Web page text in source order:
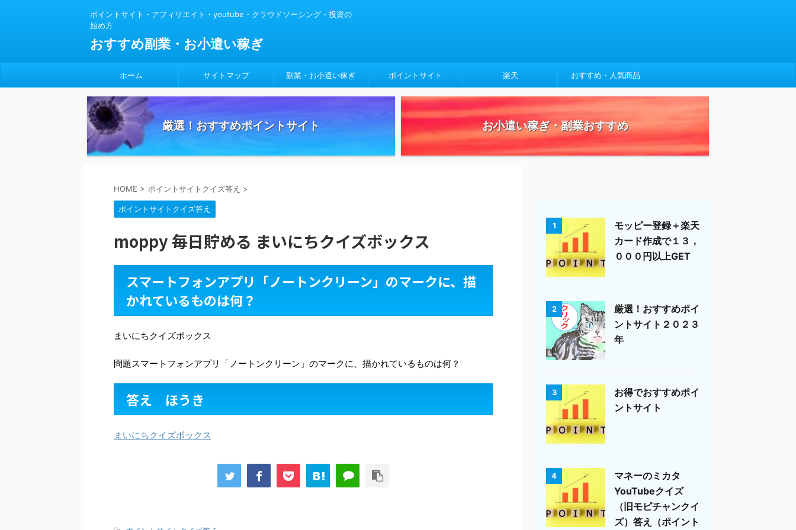
ポイントサイト・アフィリエイト・youtube・クラウドソーシング・投資の
始め方
おすすめ副業・お小遣い稼ぎ
ホーム サイトマップ 副業・お小遣い稼ぎ ポイントサイト 楽天 おすすめ・人気商品
厳選！おすすめポイントサイト お小遣い稼ぎ・副業おすすめ
HOME > ポイントサイトクイズ答え >
ポイントサイトクイズ答え
moppy 毎日貯める まいにちクイズボックス
スマートフォンアプリ「ノートンクリーン」のマークに、描
かれているものは何？
まいにちクイズボックス
問題スマートフォンアプリ「ノートンクリーン」のマークに、描かれているものは何？
答え ほうき
まいにちクイズボックス
1
モッピー登録＋楽天
カード作成で１３，
０００円以上GET
2
厳選！おすすめポイ
ントサイト２０２３
年
3
お得でおすすめポイ
ントサイト
4
マネーのミカタ
YouTubeクイズ
（旧モピチャンクイ
ズ）答え（ポイント